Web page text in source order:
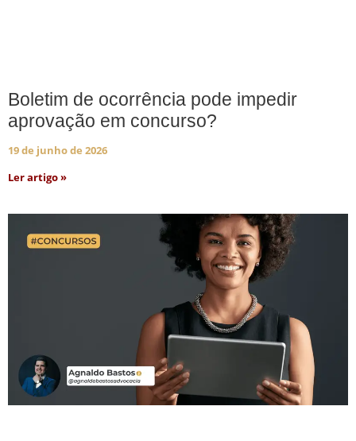
Boletim de ocorrência pode impedir
aprovação em concurso?
19 de junho de 2026
Ler artigo »